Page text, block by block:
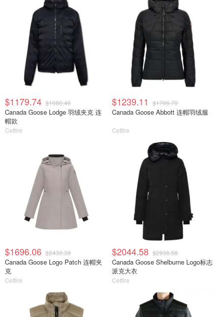
$1179.74 $1680.46
Canada Goose Lodge 羽绒夹克 连
帽款
Cettire
$1239.11 $1766.70
Canada Goose Abbott 连帽羽绒服
Cettire
$1696.06 $2430.39
Canada Goose Logo Patch 连帽夹
克
Cettire
$2044.58 $2936.58
Canada Goose Shelburne Logo标志
派克大衣
Cettire